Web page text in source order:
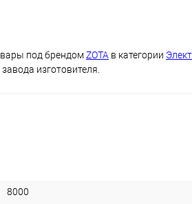
под брендомZOTA в категории
изготовителя.
8000